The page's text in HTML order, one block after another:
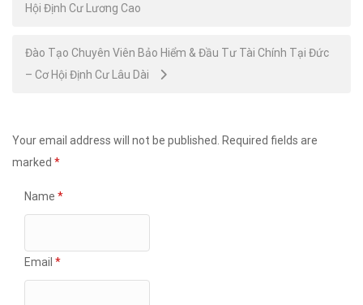
navigation
Hội Định Cư Lương Cao
Đào Tạo Chuyên Viên Bảo Hiểm & Đầu Tư Tài Chính Tại Đức
– Cơ Hội Định Cư Lâu Dài
Your email address will not be published.
Required fields are
marked *
Name *
Email *